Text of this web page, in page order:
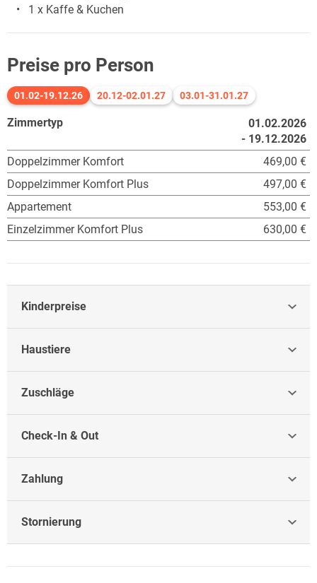
1 x Kaffe & Kuchen
Preise pro Person
01.02-19.12.26 20.12-02.01.27 03.01-31.01.27
Zimmertyp
Doppelzimmer Komfort
Doppelzimmer Komfort Plus
Appartement
Einzelzimmer Komfort Plus
01.02.2026
- 19.12.2026
469,00 €
497,00 €
553,00 €
630,00 €
Kinderpreise
Haustiere
Zuschläge
Check-In & Out
Zahlung
Stornierung